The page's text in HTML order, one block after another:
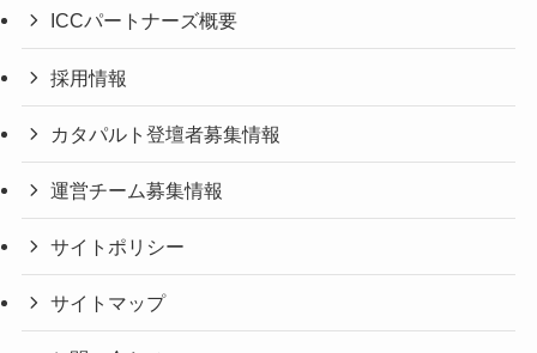
ICCパートナーズ概要
採用情報
カタパルト登壇者募集情報
運営チーム募集情報
サイトポリシー
サイトマップ